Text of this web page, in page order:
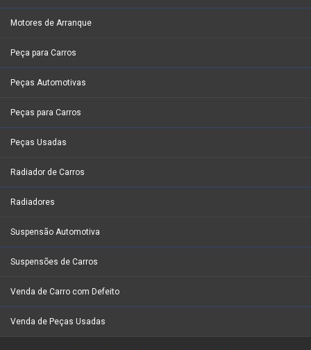
Motores de Arranque
Peça para Carros
Peças Automotivas
Peças para Carros
Peças Usadas
Radiador de Carros
Radiadores
Suspensão Automotiva
Suspensões de Carros
Venda de Carro com Defeito
Venda de Peças Usadas